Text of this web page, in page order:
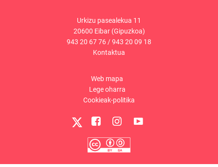
Urkizu pasealekua 11
20600 Eibar (Gipuzkoa)
943 20 67 76/943 20 09 18
Kontaktua
Web mapa
Lege oharra
Cookieak-politika